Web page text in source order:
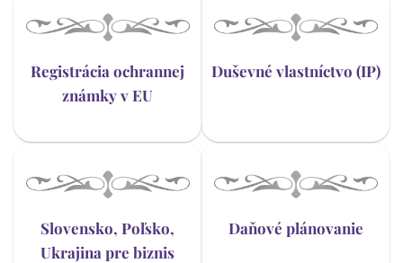
Registrácia ochrannej
známky v EU
Duševné vlastníctvo (IP)
Slovensko, Poľsko,
Ukrajina pre biznis
Daňové plánovanie